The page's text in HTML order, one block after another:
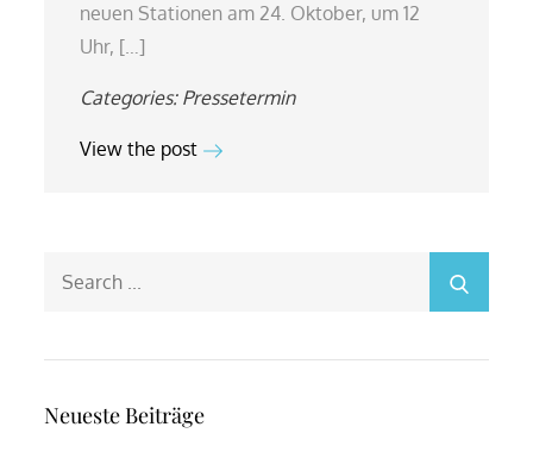
neuen Stationen am 24. Oktober, um 12
Uhr, […]
Categories: Pressetermin
View the post
Neueste Beiträge